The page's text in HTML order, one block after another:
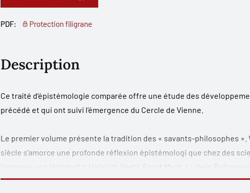
PDF: Protection filigrane
Description
Ce traité d’épistémologie comparée offre une étude des
précédé et qui ont suivi l’émergence du Cercle de Vienne.
Le premier volume présente la tradition des « savants-philosophes ».
siècle s’amorce une profonde réflexion épistémologi que chez des
Hermann von Helmholtz, Heinrich Hertz, Ernst Mach, Ludwig
Pierre Duhem et Henri Poincaré. L’avènement de la « nouvelle logique